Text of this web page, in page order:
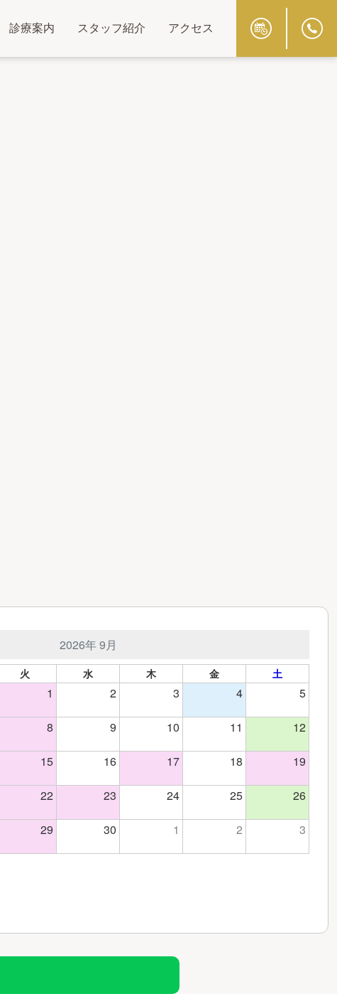
診療案内 スタッフ紹介 アクセス
2026年 9月
火 水 木 金 土
1 2 3 4 5
8 9 10 11 12
15 16 17 18 19
22 23 24 25 26
29 30 1 2 3